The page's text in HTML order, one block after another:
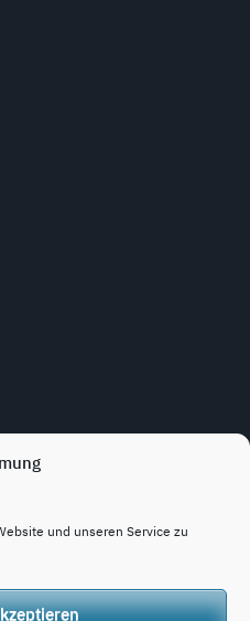
und unseren Service zu